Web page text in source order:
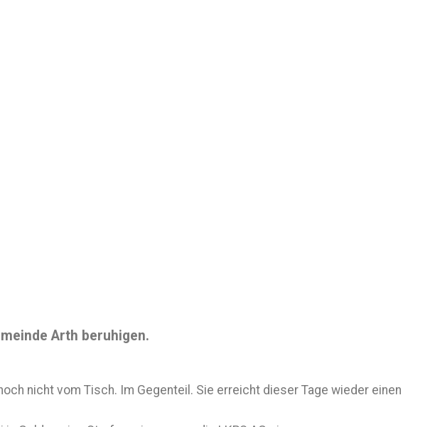
Arth beruhigen.
nicht vom Tisch. Im Gegenteil. Sie erreicht dieser Tage wieder einen